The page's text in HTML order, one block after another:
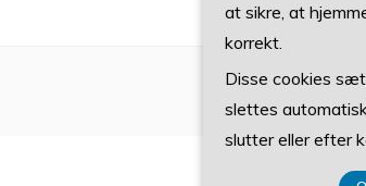
at sikre, at
korrekt.
Disse cookies
slettes
slutter eller efter